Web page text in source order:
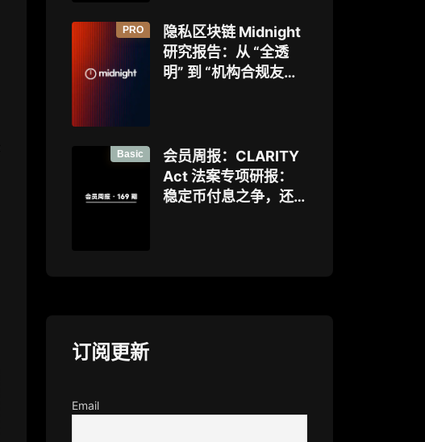
PRO
隐私区块链 Midnight
研究报告：从 “全透
明” 到 “机构合规友
解其背景、技术架
构、生态格局与机构
采用挑战
Basic
会员周报：CLARITY
Act 法案专项研报：
稳定币付息之争，还
订阅更新
Email